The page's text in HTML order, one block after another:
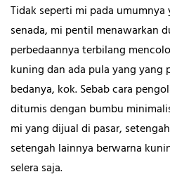
Tidak seperti mi pada
senada, mi pentil menawarkan
perbedaannya terbilang
kuning dan ada pula yang yang
bedanya, kok. Sebab cara
ditumis dengan bumbu
mi yang dijual di pasar,
setengah lainnya berwarna
selera saja.